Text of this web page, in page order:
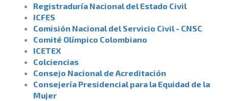
Registraduría Nacional del Estado Civil
ICFES
Comisión Nacional del Servicio Civil - CNSC
Comité Olímpico Colombiano
ICETEX
Colciencias
Consejo Nacional de Acreditación
Consejería Presidencial para la Equidad de la
Mujer